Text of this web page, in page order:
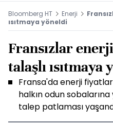
Bloomberg HT Enerji
ısıtmaya yöneldi
Fransızlar
talaşlı ısıtmaya
Fransa'da enerji
halkın odun
talep patlaması